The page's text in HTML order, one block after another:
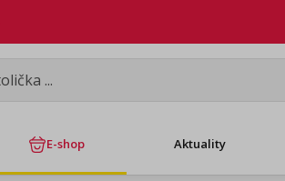
E-shop Aktuality